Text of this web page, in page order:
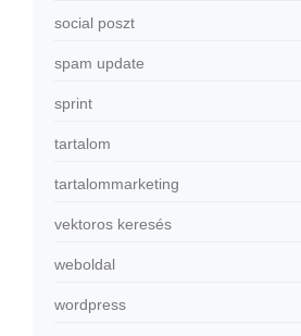
social poszt
spam update
sprint
tartalom
tartalommarketing
vektoros keresés
weboldal
wordpress